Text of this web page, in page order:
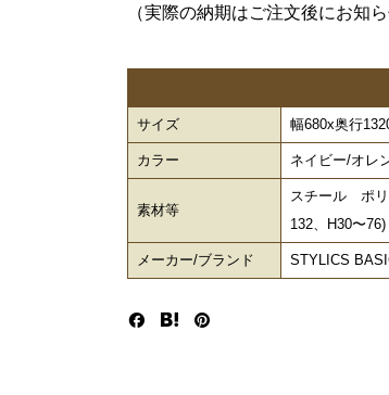
（実際の納期はご注文後にお知ら
サイズ 幅680x奥行
カラー ネイビー/オレ
素材等
スチール ポリ
132、H30〜76)
メーカー/ブランド STYLICS